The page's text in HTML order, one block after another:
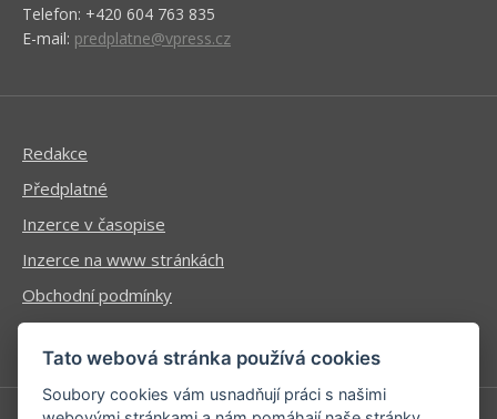
Telefon: +420 604 763 835
E-mail: predplatne@vpress.cz
Redakce
Předplatné
Inzerce v časopise
Inzerce na www stránkách
Obchodní podmínky
Ochrana osobních údajů
Tato webová stránka používá cookies
Soubory cookies vám usnadňují práci s našimi